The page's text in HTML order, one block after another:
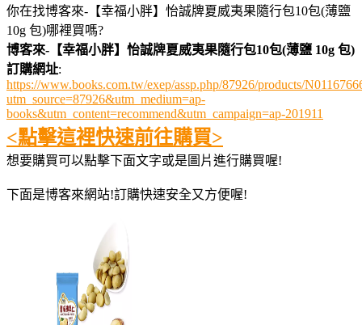
你在找博客來-【幸福小胖】怡誠牌夏威夷果隨行包10包(薄鹽
10g 包)哪裡買嗎?
博客來-【幸福小胖】怡誠牌夏威夷果隨行包10包(薄鹽 10g 包)
訂購網址:
https://www.books.com.tw/exep/assp.php/87926/products/
utm_source=87926&utm_medium=ap-
books&utm_content=recommend&utm_campaign=ap-201911
<點擊這裡快速前往購買>
想要購買可以點擊下面文字或是圖片進行購買喔!
下面是博客來網站!訂購快速安全又方便喔!